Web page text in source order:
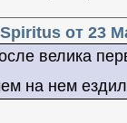
от 23
велика
на нем